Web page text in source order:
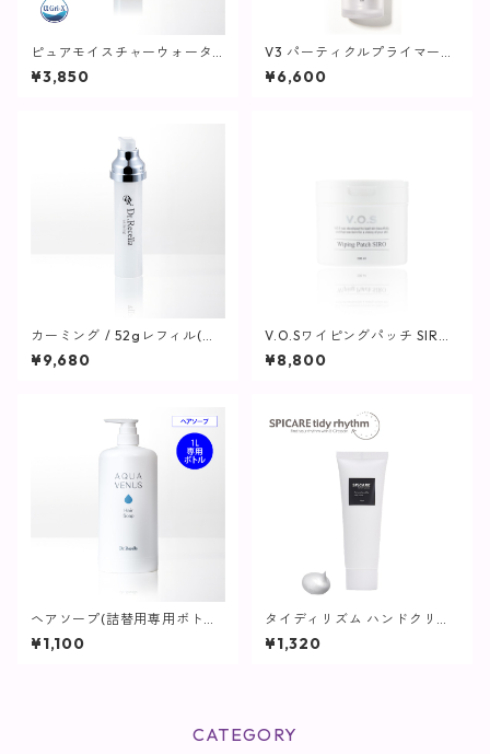
ピュアモイスチャーウォータ
ー/ 60mL【化粧水/さっぱり
タイプ】
¥3,850
V3 パーティクルプライマー
(ミディアムライト) / 30ml
【SPICARE】
¥6,600
カーミング / 52gレフィル(つ
け替え用)【保湿クリーム】
¥9,680
V.O.Sワイピングパッチ SIRO
(白)230ml(80枚入り)【SPICA
RE】
¥8,800
ヘアソープ(詰替用専用ボトル)
/ 1L用【ヘア・ボディ】
¥1,100
タイディリズム ハンドクリー
ム / 75ml【SPICARE】
¥1,320
CATEGORY